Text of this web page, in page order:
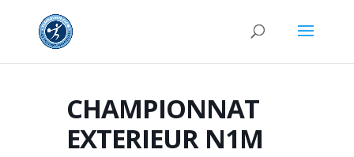
CHAMPIONNAT
EXTERIEUR N1M